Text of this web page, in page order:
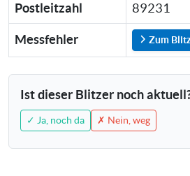
Postleitzahl 89231
Messfehler Zum
Ist dieser Blitzer noch
✓ Ja, noch da ✗ Nein, weg